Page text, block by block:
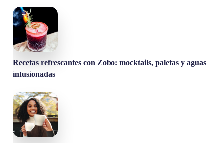
Recetas refrescantes con Zobo: mocktails, paletas y aguas
infusionadas